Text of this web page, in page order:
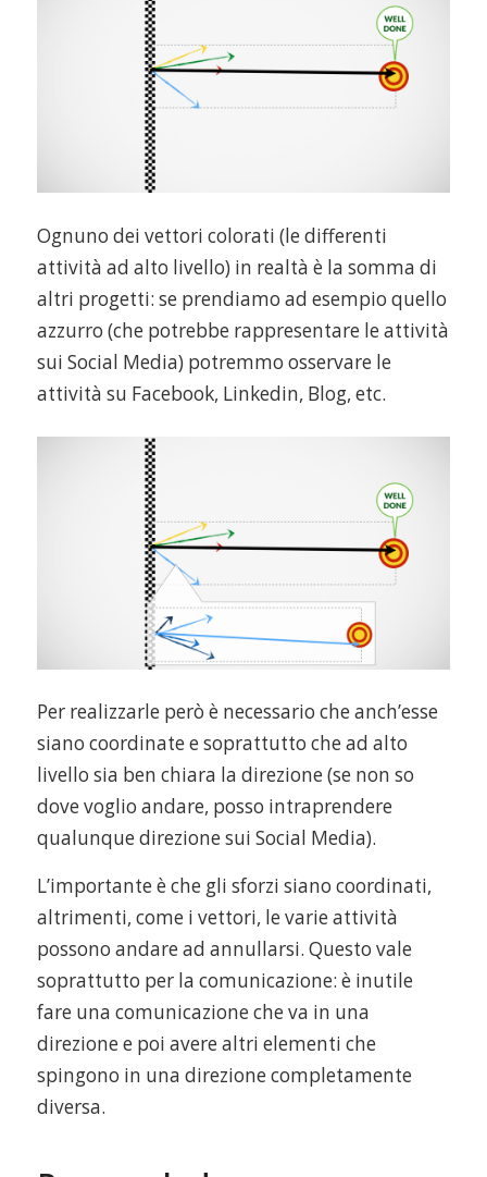
Ognuno dei vettori colorati (le differenti
attività ad alto livello) in realtà è la somma di
altri progetti: se prendiamo ad esempio quello
azzurro (che potrebbe rappresentare le attività
sui Social Media) potremmo osservare le
attività su Facebook, Linkedin, Blog, etc.
Per realizzarle però è necessario che anch’esse
siano coordinate e soprattutto che ad alto
livello sia ben chiara la direzione (se non so
dove voglio andare, posso intraprendere
qualunque direzione sui Social Media).
L’importante è che gli sforzi siano coordinati,
altrimenti, come i vettori, le varie attività
possono andare ad annullarsi. Questo vale
soprattutto per la comunicazione: è inutile
fare una comunicazione che va in una
direzione e poi avere altri elementi che
spingono in una direzione completamente
diversa.